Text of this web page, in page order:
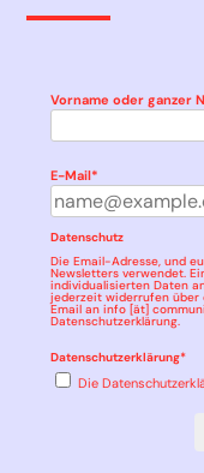
Vorname oder ganzer
E-Mail*
Datenschutz
Die Email-Adresse, und
Newsletters verwendet.
individualisierten Daten
jederzeit widerrufen über
Email an info [ät]
Datenschutzerklärung.
Datenschutzerklärung*
Die